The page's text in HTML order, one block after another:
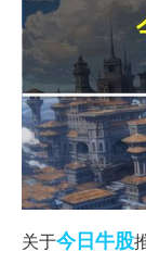
关于今日牛股